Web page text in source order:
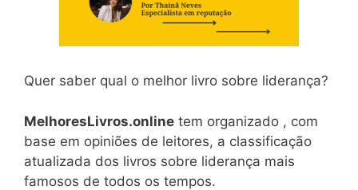
Quer saber qual o melhor livro sobre liderança?
MelhoresLivros.online tem organizado , com
base em opiniões de leitores, a classificação
atualizada dos livros sobre liderança mais
famosos de todos os tempos.